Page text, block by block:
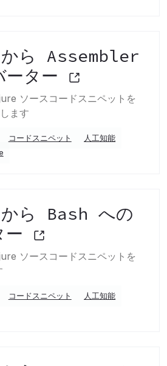
ら Assembler
ーター
ソースコードスニペットを
ます
コードスニペット
人工知能
ら Bash への
ー
ソースコードスニペットを
コードスニペット
人工知能